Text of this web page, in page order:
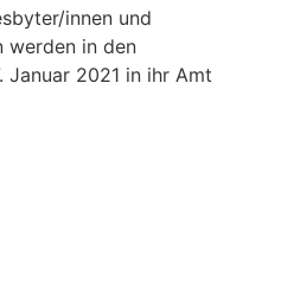
innen und
werden in den
Januar 2021 in ihr Amt